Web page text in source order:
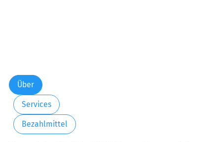
Über
Services
Bezahlmittel